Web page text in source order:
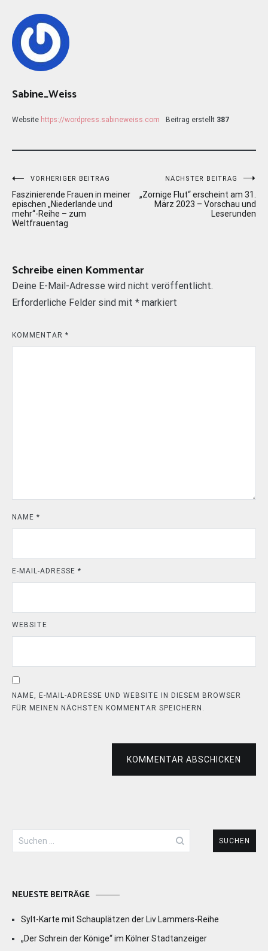
Sabine_Weiss
Website https://wordpress.sabineweiss.com Beitrag erstellt 387
Beitragsnavigation
VORHERIGER BEITRAG
Faszinierende Frauen in meiner
epischen „Niederlande und
mehr“-Reihe – zum
Weltfrauentag
NÄCHSTER BEITRAG
„Zornige Flut“ erscheint am 31.
März 2023 – Vorschau und
Leserunden
Schreibe einen Kommentar
Deine E-Mail-Adresse wird nicht veröffentlicht.
Erforderliche Felder sind mit * markiert
KOMMENTAR *
NAME *
E-MAIL-ADRESSE *
WEBSITE
NAME, E-MAIL-ADRESSE UND WEBSITE IN DIESEM BROWSER
FÜR MEINEN NÄCHSTEN KOMMENTAR SPEICHERN.
KOMMENTAR ABSCHICKEN
Suchen
nach:
NEUESTE BEITRÄGE
Sylt-Karte mit Schauplätzen der Liv Lammers-Reihe
„Der Schrein der Könige“ im Kölner Stadtanzeiger